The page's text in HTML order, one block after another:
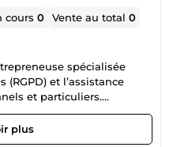
cours0 Vente au total0
spécialisée
et l’assistance
et particuliers.
thérapeutes, entreprises
démarches
données et mettre en place
plus